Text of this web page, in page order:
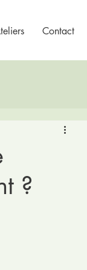
Contact
?